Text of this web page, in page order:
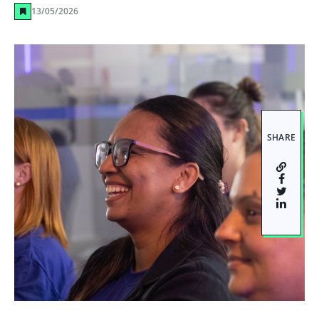
13/05/2026
SHARE